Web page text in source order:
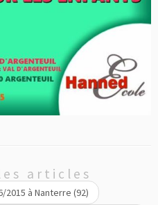
articles
2015 à Nanterre (92)